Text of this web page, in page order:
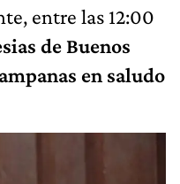
entre las 12:00
de Buenos
en saludo